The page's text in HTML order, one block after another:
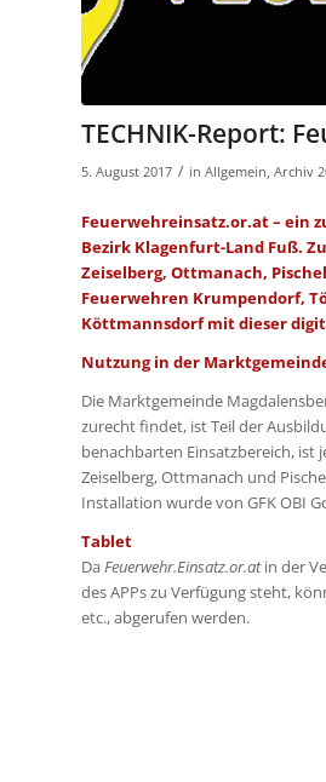
TECHNIK-Report:
5. August 2017 / in Allgemein, Archiv
Feuerwehreinsatz.or.at – ein
Bezirk Klagenfurt-Land Fuß.
Zeiselberg, Ottmanach,
Feuerwehren Krumpendorf,
Köttmannsdorf mit dieser
Nutzung in der
Die Marktgemeinde
zurecht findet, ist Teil der
benachbarten Einsatzbereich, ist
Zeiselberg, Ottmanach und
Installation wurde von GFK OBI
Tablet
DaFeuerwehr.Einsatz.or.atin der
des APPs zu Verfügung steht,
etc., abgerufen werden.